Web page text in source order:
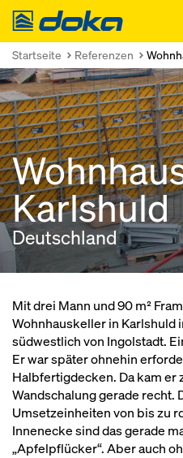
Doka
Startseite Referenzen
Karlshuld
Deutschland
Mit drei Mann und 90 m²
Wohnhauskeller in Karlshuld
südwestlich von Ingolstadt.
Er war später ohnehin
Halbfertigdecken. Da kam er
Wandschalung gerade recht.
Umsetzeinheiten von bis zu
Innenecke sind das gerade
„Apfelpflücker“. Aber auch